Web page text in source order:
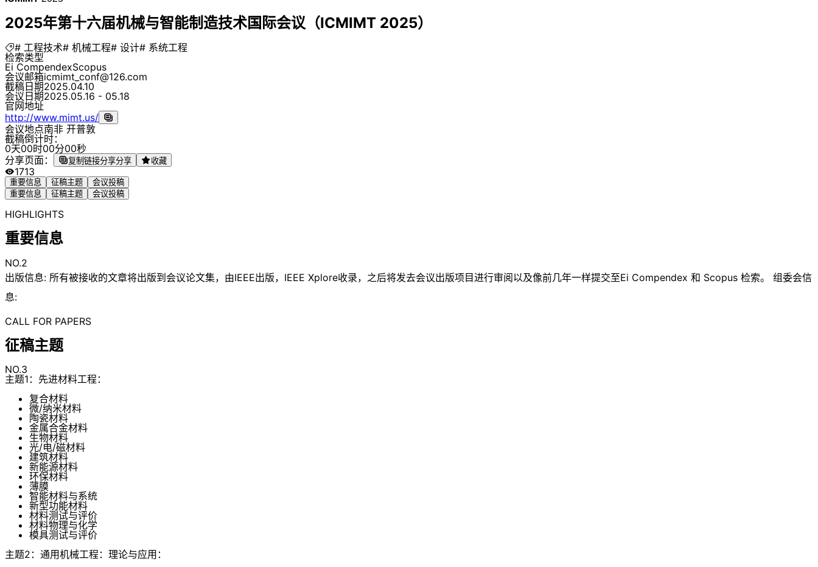
2025年第十六届机械与智能制造技术国际会议（ICMIMT 2025）
# 工程技术# 机械工程# 设计# 系统工程
检索类型
Ei CompendexScopus
会议邮箱icmimt_conf@126.com
截稿日期2025.04.10
会议日期2025.05.16 - 05.18
官网地址
http://www.mimt.us/
会议地点南非 开普敦
截稿倒计时：
0天00时00分00秒
分享页面：
复制链接分享分享 收藏
1713
重要信息 征稿主题
会议投稿
重要信息
征稿主题 会议投稿
HIGHLIGHTS
重要信息
NO.2
出版信息: 所有被接收的文章将出版到会议论文集，由IEEE出版，IEEE Xplore收录，之后将发去会议出版项目进行审阅以及像前几年一样提交至Ei Compendex 和 Scopus 检索。 组委会信
息:
CALL FOR PAPERS
征稿主题
NO.3
主题1：先进材料工程：
复合材料
微/纳米材料
陶瓷材料
金属合金材料
生物材料
光/电/磁材料
建筑材料
新能源材料
环保材料
薄膜
智能材料与系统
新型功能材料
材料测试与评价
材料物理与化学
模具测试与评价
主题2：通用机械工程：理论与应用：